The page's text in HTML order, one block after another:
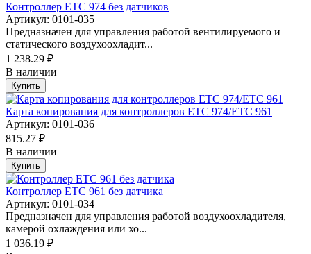
Контроллер ETC 974 без датчиков
Артикул: 0101-035
Предназначен для управления работой вентилируемого и
статического воздухоохладит...
1 238.29 ₽
В наличии
Купить
Карта копирования для контроллеров ETC 974/ETC 961
Артикул: 0101-036
815.27 ₽
В наличии
Купить
Контроллер ETC 961 без датчика
Артикул: 0101-034
Предназначен для управления работой воздухоохладителя,
камерой охлаждения или хо...
1 036.19 ₽